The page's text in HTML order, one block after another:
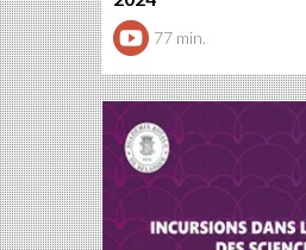
77 min.